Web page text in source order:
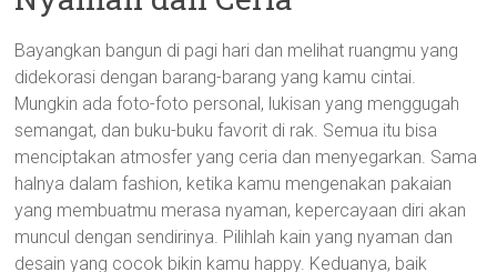
Bayangkan bangun di pagi hari dan melihat ruangmu yang
didekorasi dengan barang-barang yang kamu cintai.
Mungkin ada foto-foto personal, lukisan yang menggugah
semangat, dan buku-buku favorit di rak. Semua itu bisa
menciptakan atmosfer yang ceria dan menyegarkan. Sama
halnya dalam fashion, ketika kamu mengenakan pakaian
yang membuatmu merasa nyaman, kepercayaan diri akan
muncul dengan sendirinya. Pilihlah kain yang nyaman dan
desain yang cocok bikin kamu happy. Keduanya, baik